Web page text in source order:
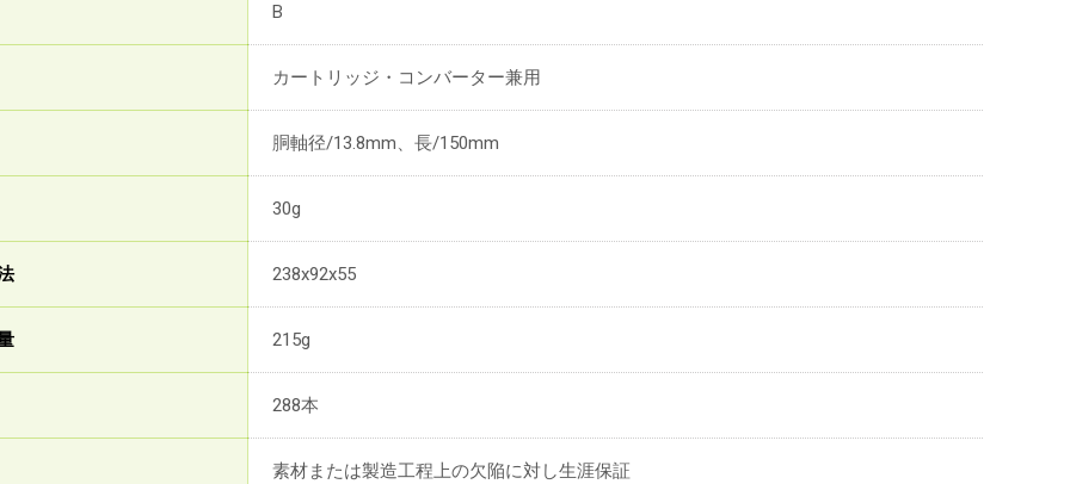
B
カートリッジ・コンバーター兼用
胴軸径/13.8mm、長/150mm
30g
238x92x55
215g
288本
素材または製造工程上の欠陥に対し生涯保証